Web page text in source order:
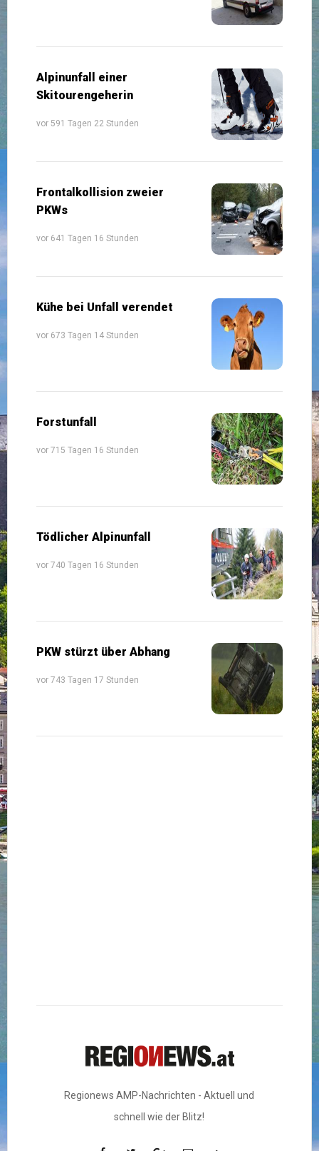
Alpinunfall einer
Skitourengeherin
vor 591 Tagen 22 Stunden
Frontalkollision zweier
PKWs
vor 641 Tagen 16 Stunden
Kühe bei Unfall verendet
vor 673 Tagen 14 Stunden
Forstunfall
vor 715 Tagen 16 Stunden
Tödlicher Alpinunfall
vor 740 Tagen 16 Stunden
PKW stürzt über Abhang
vor 743 Tagen 17 Stunden
Regionews AMP-Nachrichten - Aktuell und
schnell wie der Blitz!